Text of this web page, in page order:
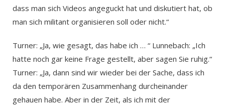
dass man sich Videos angeguckt hat und diskutiert hat, ob
man sich militant organisieren soll oder nicht.“
Turner: „Ja, wie gesagt, das habe ich … “ Lunnebach: „Ich
hatte noch gar keine Frage gestellt, aber sagen Sie ruhig.“
Turner: „Ja, dann sind wir wieder bei der Sache, dass ich
da den temporären Zusammenhang durcheinander
gehauen habe. Aber in der Zeit, als ich mit der